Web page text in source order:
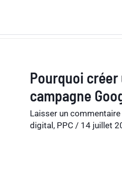
contenu
Pourquoi créer
campagne
Laisser un commentaire
digital, PPC / 14 juillet